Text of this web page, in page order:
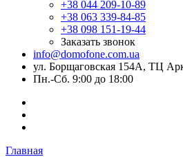
+38 044 209-10-89
+38 063 339-84-85
+38 098 151-19-44
Заказать звонок
info@domofone.com.ua
ул. Борщаговская 154А, ТЦ
Пн.-Сб. 9:00 до 18:00
Главная